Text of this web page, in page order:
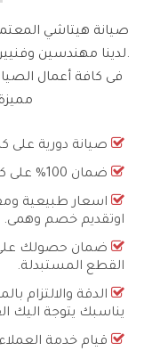
صيانة هيتاشي
.لدينا مهندسين
فى كافة أعمال
صيانة دورية على
ضمان 100% على كافة قطع الغيار لمدة عام كامل.
اسعار طبيعية
اوتقديم خصم وهمى.
ضمان حصولك علي
القطع المستبدلة.
الدقة والالتزام
يناسبك يتوجة اليك
قيام خدمة